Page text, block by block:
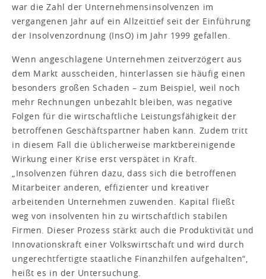
war die Zahl der Unternehmensinsolvenzen im
vergangenen Jahr auf ein Allzeittief seit der Einführung
der Insolvenzordnung (InsO) im Jahr 1999 gefallen.
Wenn angeschlagene Unternehmen zeitverzögert aus
dem Markt ausscheiden, hinterlassen sie häufig einen
besonders großen Schaden – zum Beispiel, weil noch
mehr Rechnungen unbezahlt bleiben, was negative
Folgen für die wirtschaftliche Leistungsfähigkeit der
betroffenen Geschäftspartner haben kann. Zudem tritt
in diesem Fall die üblicherweise marktbereinigende
Wirkung einer Krise erst verspätet in Kraft.
„Insolvenzen führen dazu, dass sich die betroffenen
Mitarbeiter anderen, effizienter und kreativer
arbeitenden Unternehmen zuwenden. Kapital fließt
weg von insolventen hin zu wirtschaftlich stabilen
Firmen. Dieser Prozess stärkt auch die Produktivität und
Innovationskraft einer Volkswirtschaft und wird durch
ungerechtfertigte staatliche Finanzhilfen aufgehalten“,
heißt es in der Untersuchung.